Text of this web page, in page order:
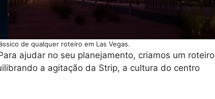
de qualquer roteiro em Las Vegas.
ajudar no seu planejamento, criamos um roteiro
a agitação da Strip, a cultura do centro